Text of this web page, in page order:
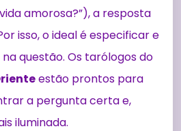
amorosa?”), a resposta
isso, o ideal é especificar e
questão. Os tarólogos do
estão prontos para
a pergunta certa e,
iluminada.